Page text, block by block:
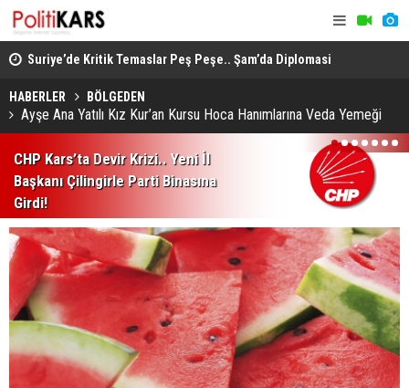
Suriye’de Kritik Temaslar Peş Peşe.. Şam’da Diplomasi
ve Güvenlik Gündemi Öne Çıktı!
HABERLER BÖLGEDEN
Ayşe Ana Yatılı Kız Kur’an Kursu Hoca Hanımlarına Veda Yemeği
CHP Kars’ta Devir Krizi.. Yeni İl
Başkanı Çilingirle Parti Binasına
Girdi!
1 2 3 4 5 6 7